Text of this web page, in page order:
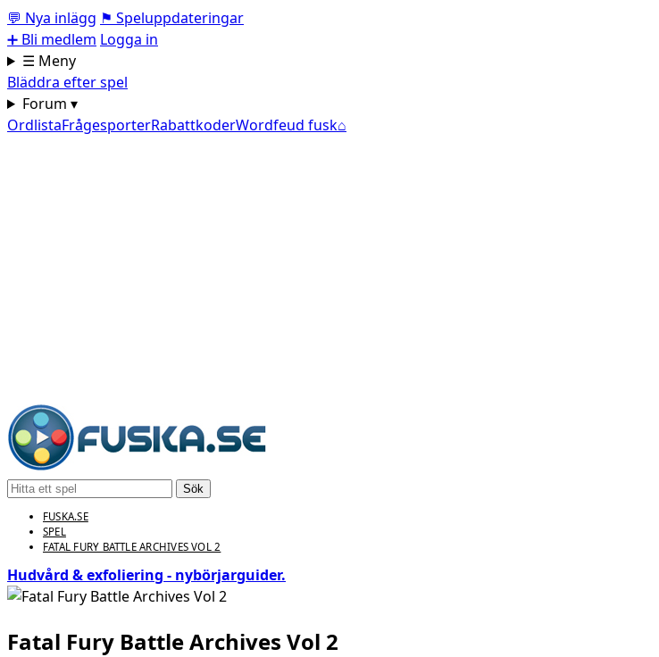
💬 Nya inlägg ⚑ Speluppdateringar
➕ Bli medlem Logga in
☰ Meny
Bläddra efter spel
Forum ▾
OrdlistaFrågesporterRabattkoderWordfeud fusk⌂
Sök
FUSKA.SE
SPEL
FATAL FURY BATTLE ARCHIVES VOL 2
Hudvård & exfoliering - nybörjarguider.
Fatal Fury Battle Archives Vol 2